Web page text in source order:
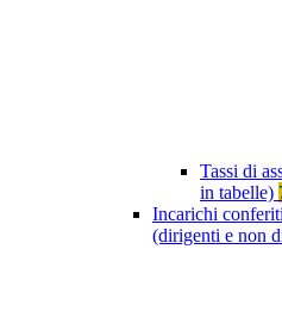
Tassi di
in tabelle)
Incarichi
(dirigenti e non